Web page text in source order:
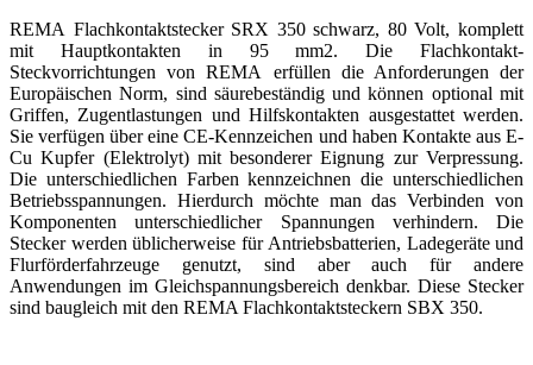
REMA Flachkontaktstecker SRX 350 schwarz, 80 Volt, komplett
mit Hauptkontakten in 95 mm2. Die Flachkontakt-
Steckvorrichtungen von REMA erfüllen die Anforderungen der
Europäischen Norm, sind säurebeständig und können optional mit
Griffen, Zugentlastungen und Hilfskontakten ausgestattet werden.
Sie verfügen über eine CE-Kennzeichen und haben Kontakte aus E-
Cu Kupfer (Elektrolyt) mit besonderer Eignung zur Verpressung.
Die unterschiedlichen Farben kennzeichnen die unterschiedlichen
Betriebsspannungen. Hierdurch möchte man das Verbinden von
Komponenten unterschiedlicher Spannungen verhindern. Die
Stecker werden üblicherweise für Antriebsbatterien, Ladegeräte und
Flurförderfahrzeuge genutzt, sind aber auch für andere
Anwendungen im Gleichspannungsbereich denkbar. Diese Stecker
sind baugleich mit den REMA Flachkontaktsteckern SBX 350.